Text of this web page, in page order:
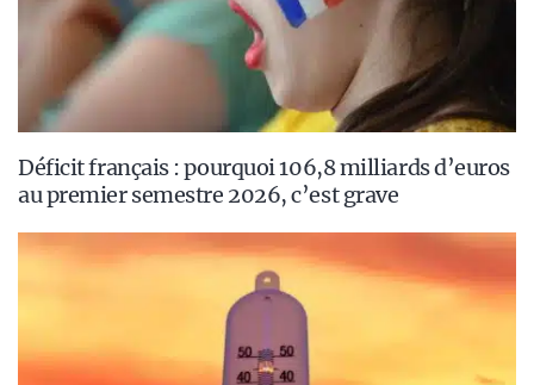
Déficit français : pourquoi 106,8 milliards d’euros
au premier semestre 2026, c’est grave